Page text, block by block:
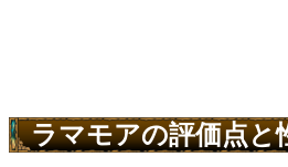
ラマモアの評価点と